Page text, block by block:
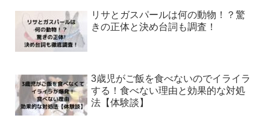
リサとガスパールは何の動物！？驚
きの正体と決め台詞も調査！
3歳児がご飯を食べないのでイライラ
する！食べない理由と効果的な対処
法【体験談】